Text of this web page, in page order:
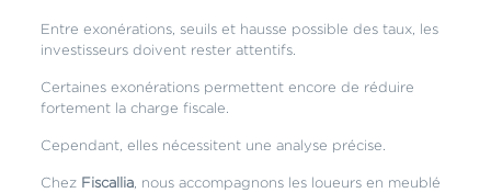
Entre exonérations, seuils et hausse possible des taux, les
investisseurs doivent rester attentifs.
Certaines exonérations permettent encore de réduire
fortement la charge fiscale.
Cependant, elles nécessitent une analyse précise.
Chez Fiscallia, nous accompagnons les loueurs en meublé